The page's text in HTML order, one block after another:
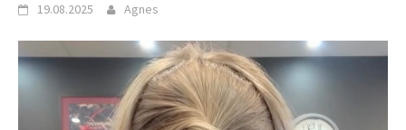
19.08.2025 Agnes